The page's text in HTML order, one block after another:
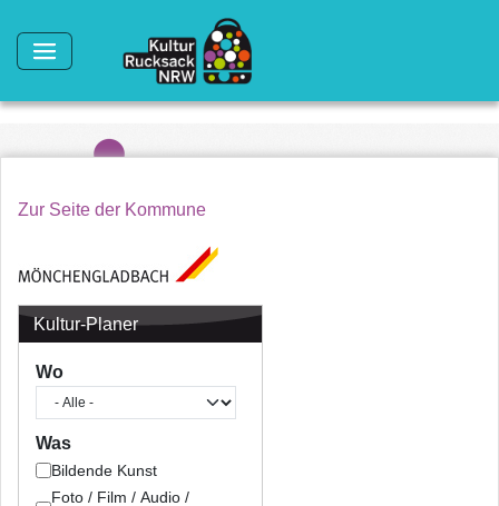
Zur Seite der Kommune
Kultur-Planer
Wo
Was
Bildende Kunst
Foto / Film / Audio /